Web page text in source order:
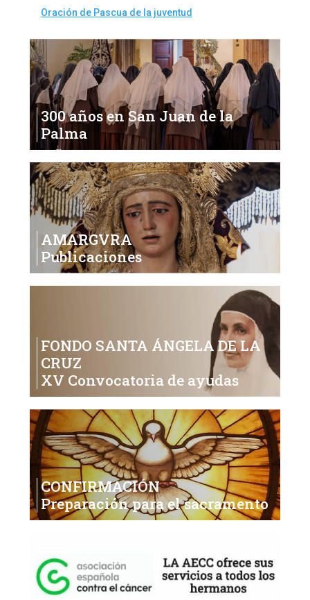
More
about
Oración de Pascua de la juventud
300 años en San Juan de la
Palma
AMARGVRA
Publicaciones
FONDO SANTA ÁNGELA DE LA
CRUZ
XV Convocatoria de ayudas
CONFIRMACIÓN
Preparación para el sacramento